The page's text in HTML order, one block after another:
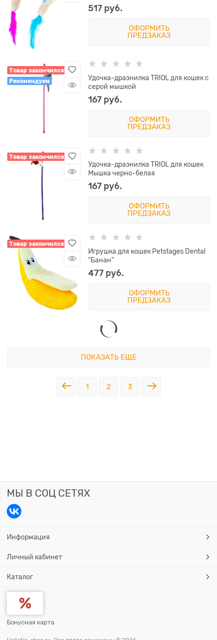
517 руб.
ОФОРМИТЬ
ПРЕДЗАКАЗ
Товар закончился
Рекомендуем
Удочка-дразнилка TRIOL для кошек с
серой мышкой
167 руб.
ОФОРМИТЬ
ПРЕДЗАКАЗ
Товар закончился
Удочка-дразнилка TRIOL для кошек
Мышка черно-белая
167 руб.
ОФОРМИТЬ
ПРЕДЗАКАЗ
Товар закончился
Игрушка для кошек Petstages Dental
"Банан"
477 руб.
ОФОРМИТЬ
ПРЕДЗАКАЗ
ПОКАЗАТЬ ЕЩЕ
1 2 3
МЫ В СОЦ СЕТЯХ
Информация
Личный кабинет
Каталог
Бонусная карта